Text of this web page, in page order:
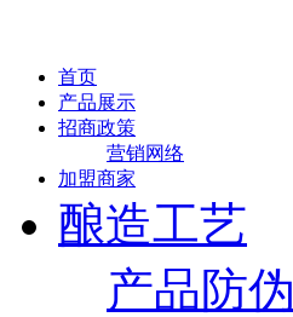
首页
产品展示
招商政策
营销网络
加盟商家
酿造工艺
产品防伪